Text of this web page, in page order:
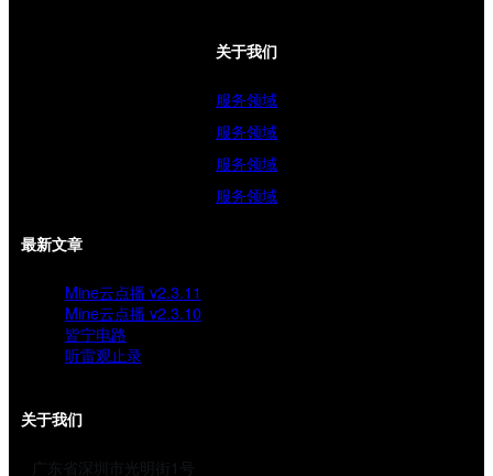
关于我们
服务领域
服务领域
服务领域
服务领域
最新文章
Mine云点播 v2.3.11
Mine云点播 v2.3.10
皆宁电路
听雷观止录
关于我们
广东省深圳市光明街1号